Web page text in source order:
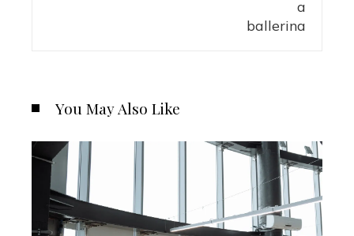
You May Also Like